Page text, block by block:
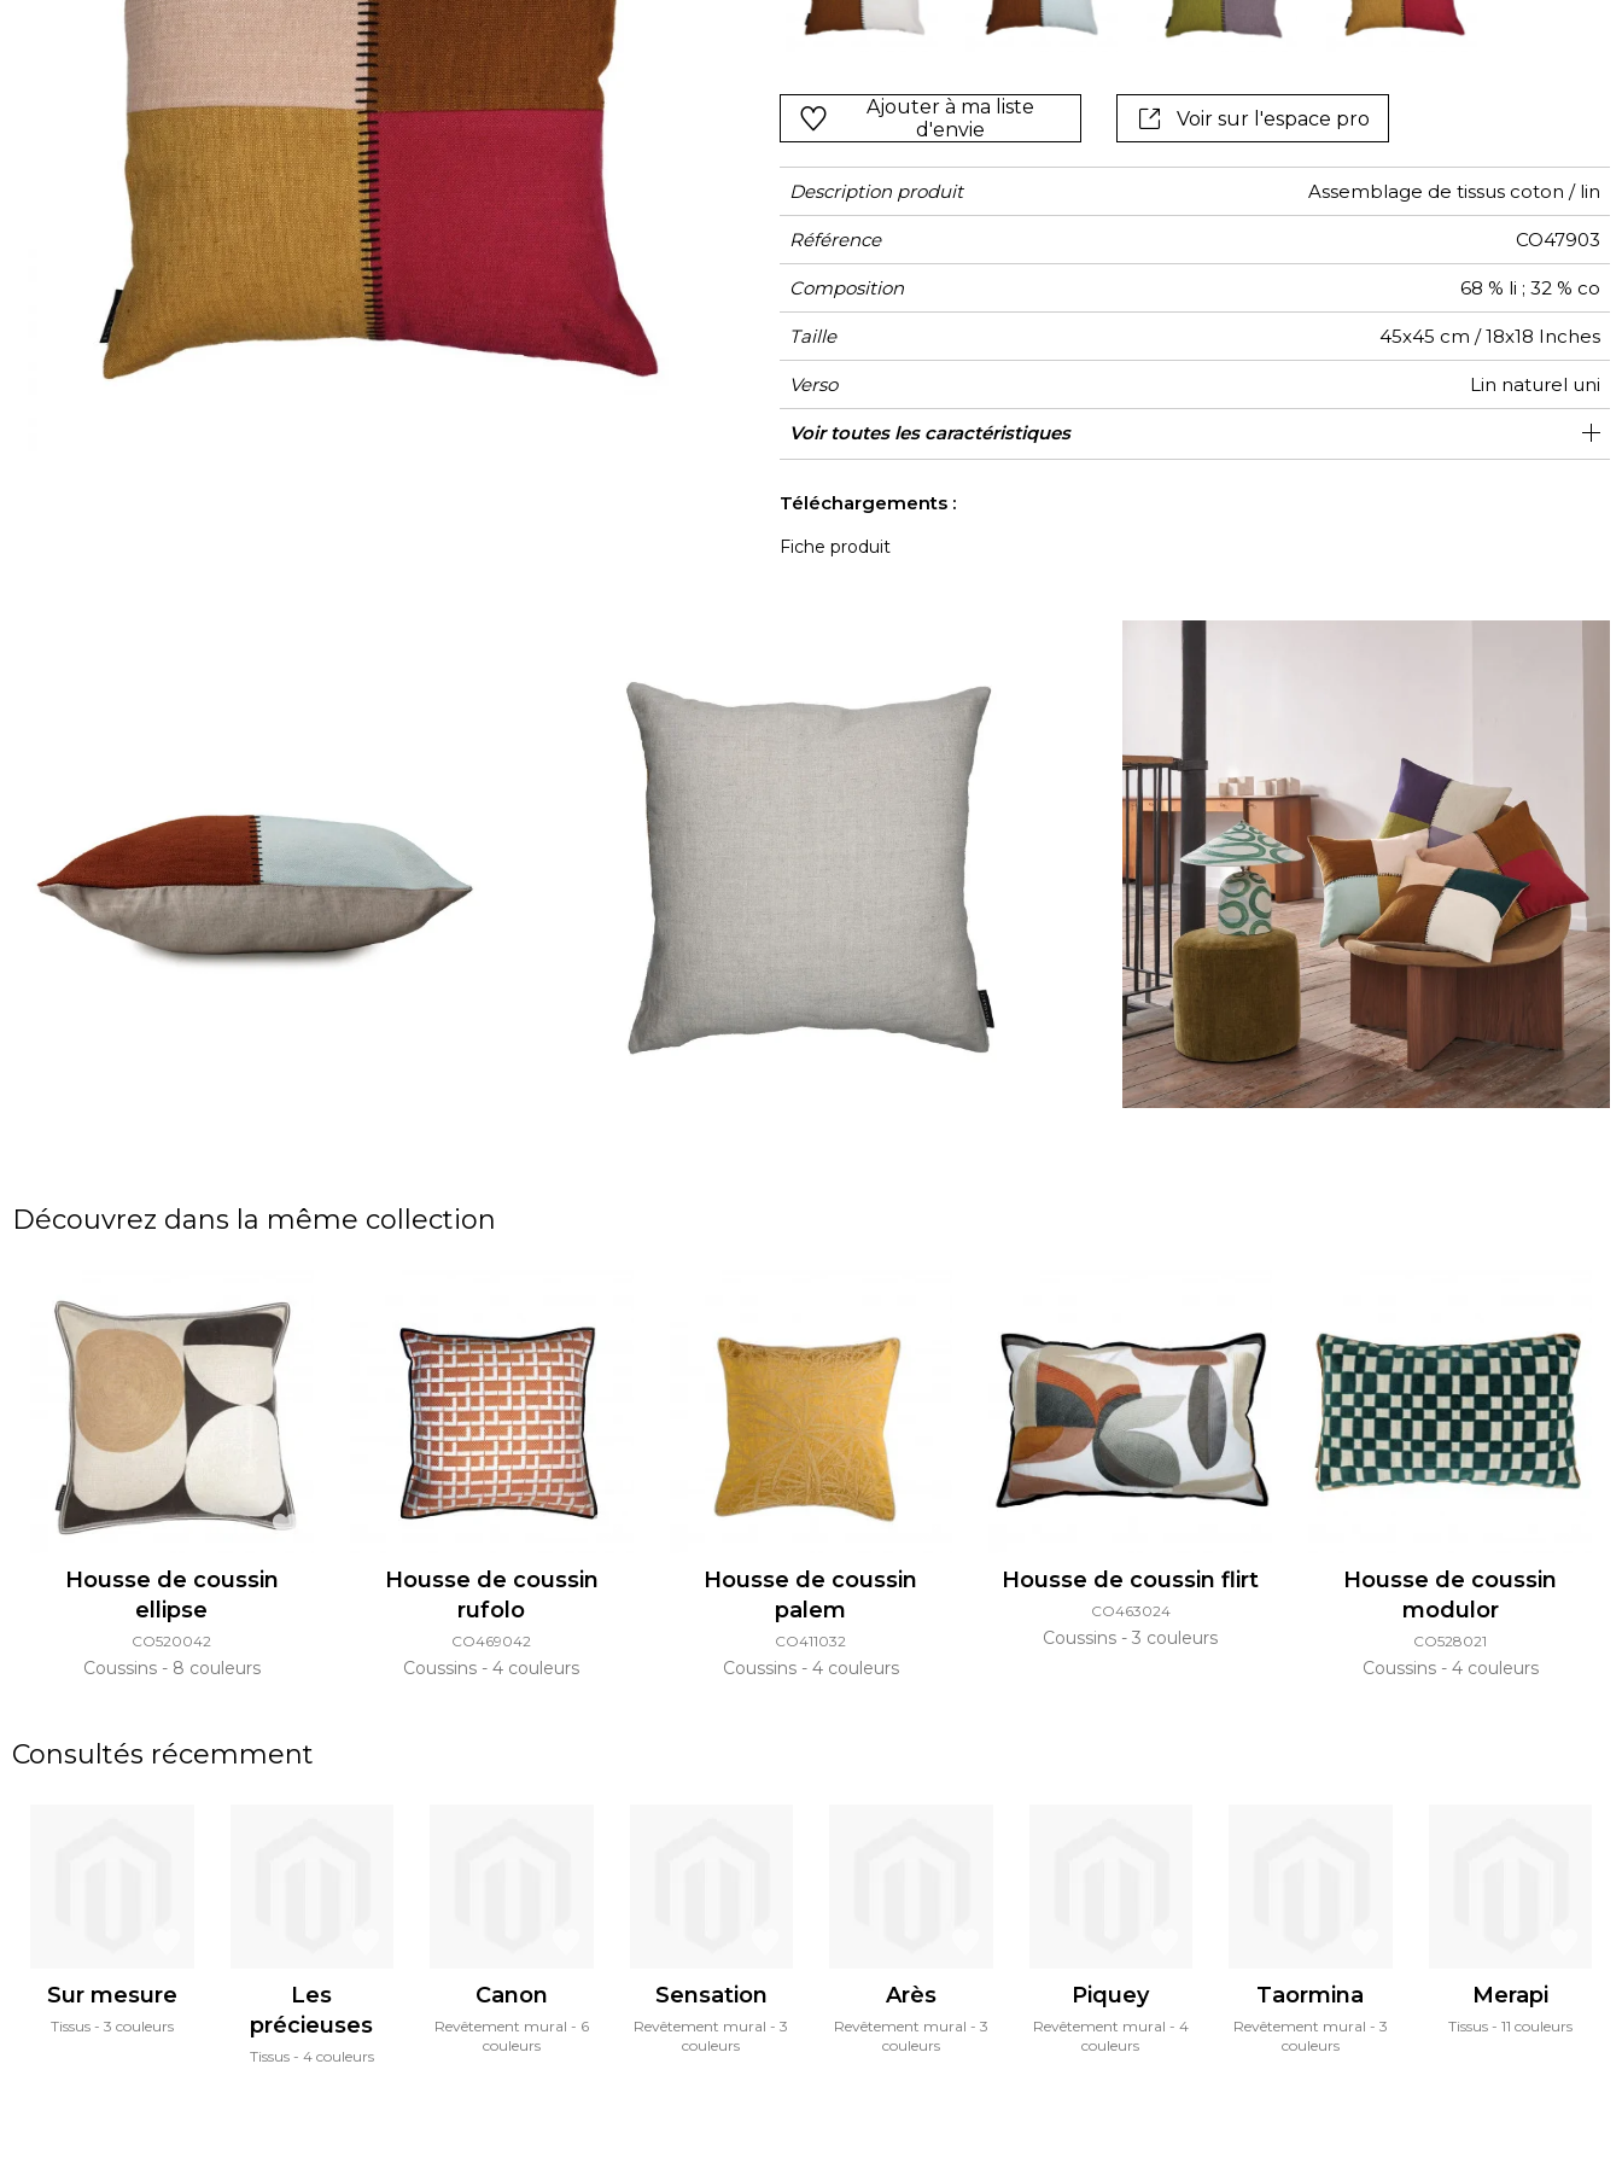
Satin
Soie
Velours
Rose
Vert
Violet
Ajouter à ma liste
d'envie
Voir sur l'espace pro
Description produit Assemblage de tissus coton / lin
Référence CO47903
Composition 68 % li ; 32 % co
Taille 45x45 cm / 18x18 Inches
Verso Lin naturel uni
Finition Point cavalier
Fermeture Zippee invisible
Entretien
Pays d'origine Tunisie
Voir toutes les caractéristiques
Téléchargements :
Fiche produit
Découvrez dans la même collection
Housse de coussin
ellipse
CO520042
Coussins 8 couleurs
Housse de coussin
rufolo
CO469042
Coussins 4 couleurs
Housse de coussin
palem
CO411032
Coussins 4 couleurs
Housse de coussin flirt
CO463024
Coussins 3 couleurs
Housse de coussin
modulor
CO528021
Coussins 4 couleurs
Consultés récemment
Sur mesure
Tissus 3 couleurs
Les
précieuses
Tissus 4 couleurs
Canon
Revêtement mural
6
couleurs
Sensation
Revêtement mural
3
couleurs
Arès
Revêtement mural
3
couleurs
Piquey
Revêtement mural
4
couleurs
Taormina
Revêtement mural
3
couleurs
Merapi
Tissus 11 couleurs